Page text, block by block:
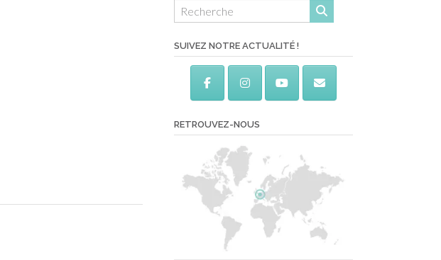
SUIVEZ NOTRE ACTUALITÉ !
RETROUVEZ-NOUS